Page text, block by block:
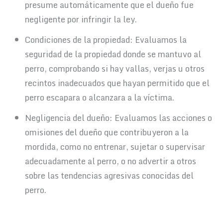
presume automáticamente que el dueño fue
negligente por infringir la ley.
Condiciones de la propiedad: Evaluamos la
seguridad de la propiedad donde se mantuvo al
perro, comprobando si hay vallas, verjas u otros
recintos inadecuados que hayan permitido que el
perro escapara o alcanzara a la víctima.
Negligencia del dueño: Evaluamos las acciones o
omisiones del dueño que contribuyeron a la
mordida, como no entrenar, sujetar o supervisar
adecuadamente al perro, o no advertir a otros
sobre las tendencias agresivas conocidas del
perro.